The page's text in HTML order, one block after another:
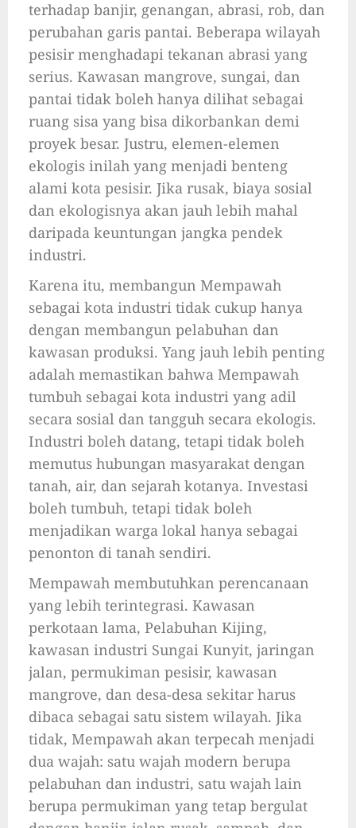
terhadap banjir, genangan, abrasi, rob, dan
perubahan garis pantai. Beberapa wilayah
pesisir menghadapi tekanan abrasi yang
serius. Kawasan mangrove, sungai, dan
pantai tidak boleh hanya dilihat sebagai
ruang sisa yang bisa dikorbankan demi
proyek besar. Justru, elemen-elemen
ekologis inilah yang menjadi benteng
alami kota pesisir. Jika rusak, biaya sosial
dan ekologisnya akan jauh lebih mahal
daripada keuntungan jangka pendek
industri.
Karena itu, membangun Mempawah
sebagai kota industri tidak cukup hanya
dengan membangun pelabuhan dan
kawasan produksi. Yang jauh lebih penting
adalah memastikan bahwa Mempawah
tumbuh sebagai kota industri yang adil
secara sosial dan tangguh secara ekologis.
Industri boleh datang, tetapi tidak boleh
memutus hubungan masyarakat dengan
tanah, air, dan sejarah kotanya. Investasi
boleh tumbuh, tetapi tidak boleh
menjadikan warga lokal hanya sebagai
penonton di tanah sendiri.
Mempawah membutuhkan perencanaan
yang lebih terintegrasi. Kawasan
perkotaan lama, Pelabuhan Kijing,
kawasan industri Sungai Kunyit, jaringan
jalan, permukiman pesisir, kawasan
mangrove, dan desa-desa sekitar harus
dibaca sebagai satu sistem wilayah. Jika
tidak, Mempawah akan terpecah menjadi
dua wajah: satu wajah modern berupa
pelabuhan dan industri, satu wajah lain
berupa permukiman yang tetap bergulat